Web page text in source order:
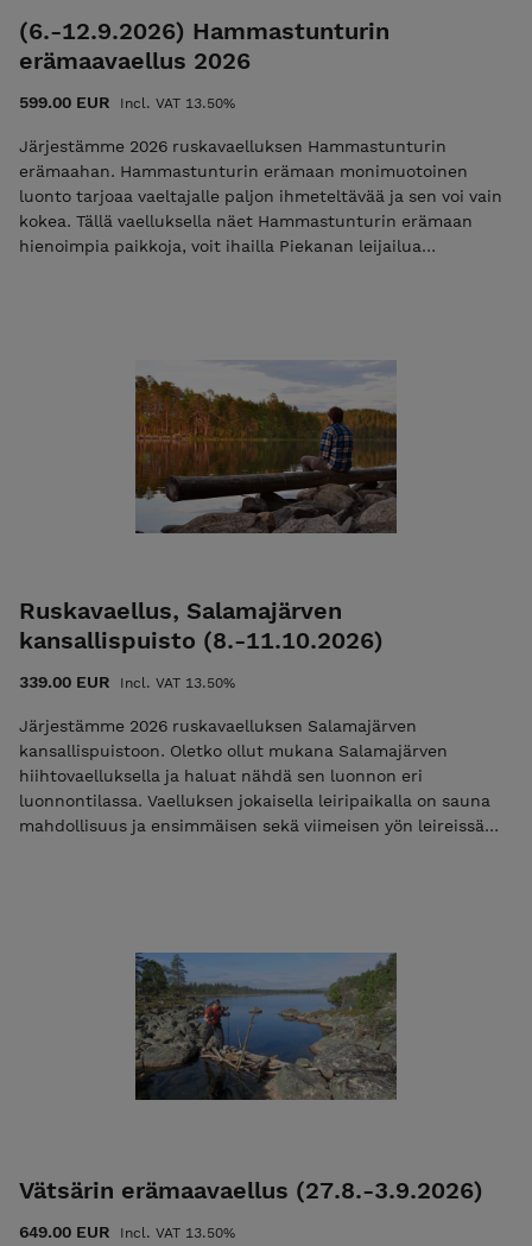
(6.-12.9.2026) Hammastunturin
erämaavaellus 2026
599.00 EUR Incl. VAT 13.50%
Järjestämme 2026 ruskavaelluksen Hammastunturin
erämaahan. Hammastunturin erämaan monimuotoinen
luonto tarjoaa vaeltajalle paljon ihmeteltävää ja sen voi vain
kokea. Tällä vaelluksella näet Hammastunturin erämaan
hienoimpia paikkoja, voit ihailla Piekanan leijailua
alennuskoodilla ”varaus2026”. Toimisto- ja materiaalimaksun
maksamisen jälkeen saat sähköpostiisi vahvistuksen sekä
myöhemmin loppulaskun, jonka eräpäivä on heti vaelluksen
alennuskoodia "varaus2026". Pelkkä varausmaksu ei ole
mahdollista jos vaelluksen alkuun on alle 30 vrk. Lisätietoa
Ruskavaellus, Salamajärven
kansallispuisto (8.-11.10.2026)
339.00 EUR Incl. VAT 13.50%
Järjestämme 2026 ruskavaelluksen Salamajärven
kansallispuistoon. Oletko ollut mukana Salamajärven
hiihtovaelluksella ja haluat nähdä sen luonnon eri
luonnontilassa. Vaelluksen jokaisella leiripaikalla on sauna
mahdollisuus ja ensimmäisen sekä viimeisen yön leireissä
valmistautumaan vaellukseen), eikä kaikkia
retkeilyvarusteita. Kauttamme on mahdollista lainata kaikki
välttämättömät varusteet. Osallistujat saavat
mahdollisuuden osallistua Ulkoilma Akatemian retkeilyn
verkkokurssille. Maasto on melko helppoa kulkea, mutta
polku on paikoin kivinen. Kiviset osuudet ovat kuitenkin
helppokulkuisia. Osallistujilta vaaditaan normaalia kuntoa
nettisivuilta]https://ulkoilmaakatemia.fi/aktiviteetti/
salamajarven-kansallispuisto-2026/) Mikäli maksat vain
Vätsärin erämaavaellus (27.8.-3.9.2026)
649.00 EUR Incl. VAT 13.50%